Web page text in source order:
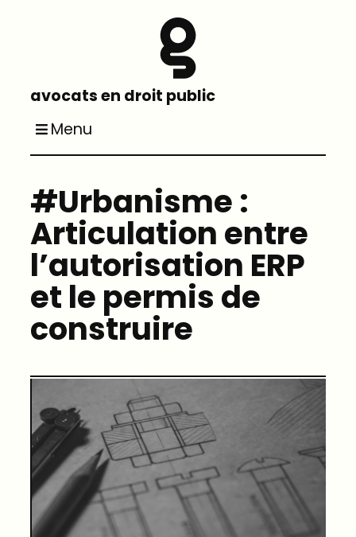
avocats en droit public
Menu
#Urbanisme :
Articulation entre
l’autorisation ERP
et le permis de
construire